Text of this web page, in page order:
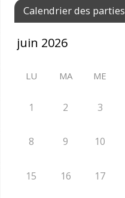
Calendrier des parties
LU MA ME
1 2 3
8 9 10
15 16 17